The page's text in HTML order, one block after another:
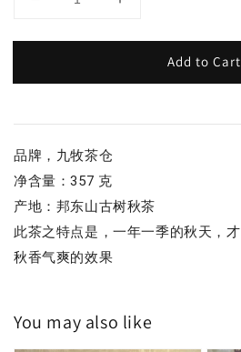
Add to Cart
品牌，九牧茶仓
净含量：357 克
产地：邦东山古树秋茶
此茶之特点是，一年一季的秋天，
秋香气爽的效果
You may also like